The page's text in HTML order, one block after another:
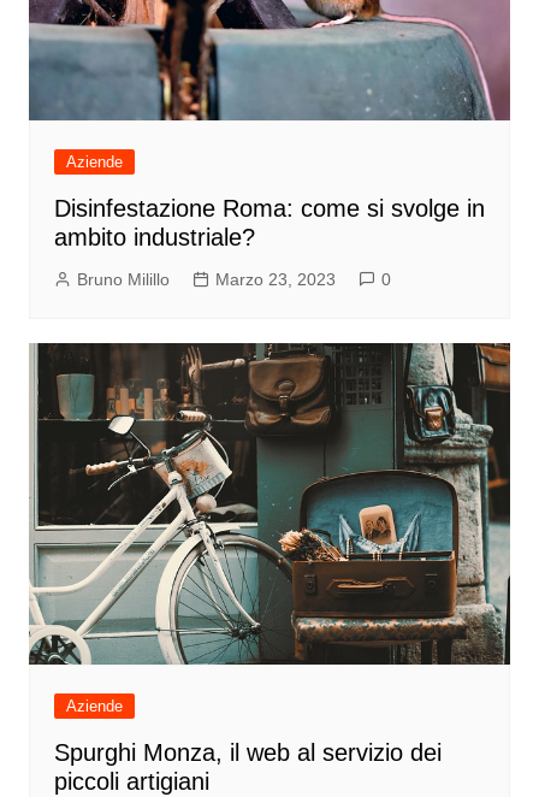
Aziende
Disinfestazione Roma: come si svolge in
ambito industriale?
Bruno Milillo Marzo 23, 2023 0
Aziende
Spurghi Monza, il web al servizio dei
piccoli artigiani